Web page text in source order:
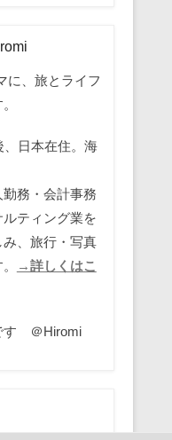
に、旅とライフ
、日本在住。海
務・会計事務
ティング業を
、旅行・写真
→詳しくはこ
す ＠Hiromi